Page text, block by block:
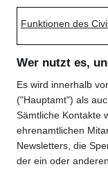
Funktionen des
Wer nutzt es,
Es wird innerhalb
("Hauptamt") als
Sämtliche Kontakte
ehrenamtlichen
Newsletters, die
der ein oder